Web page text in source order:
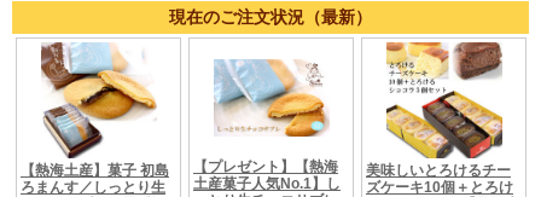
現在のご注文状況（最新）